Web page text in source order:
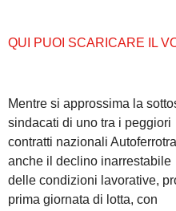
QUI PUOI SCARICARE IL
Mentre si approssima la
sindacati di uno tra i peggiori
contratti nazionali
anche il declino inarrestabile
delle condizioni lavorative,
prima giornata di lotta, con